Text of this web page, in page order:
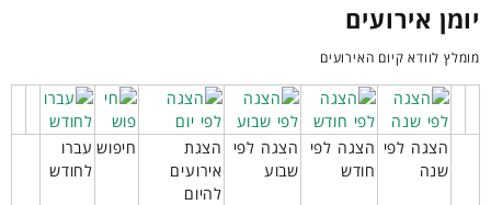
יומן אירועים
מומלץ לוודא קיום האירועים
הצגה לפי
שנה
הצגה לפי
חודש
הצגה לפי
שבוע
הצגת
אירועים
להיום
חיפוש עברו
לחודש